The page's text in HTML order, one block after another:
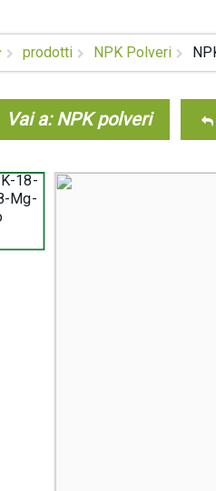
Storia
Politica Della Qualità
Formulazione
Personalizzazione
Confezionamento
Logistica
prodotti NPK Polveri
Vai a: NPK polveri